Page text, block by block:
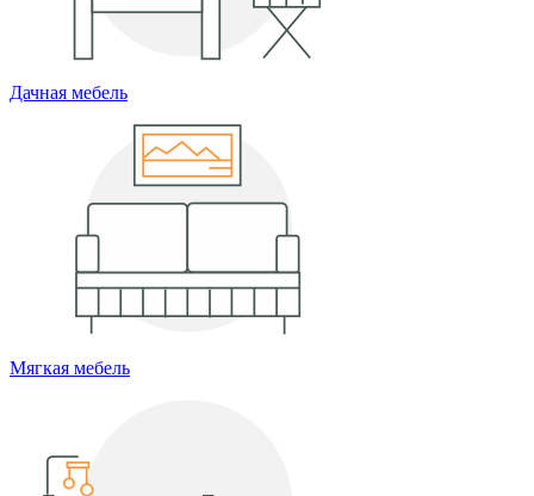
Дачная мебель
Мягкая мебель